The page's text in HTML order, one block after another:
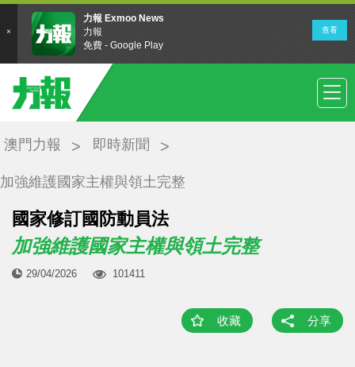
澳門力報 即時新聞
加強維護國家主權與領土完整
國家修訂國防動員法
加強維護國家主權與領土完整
29/04/2026 101411
收藏 分享